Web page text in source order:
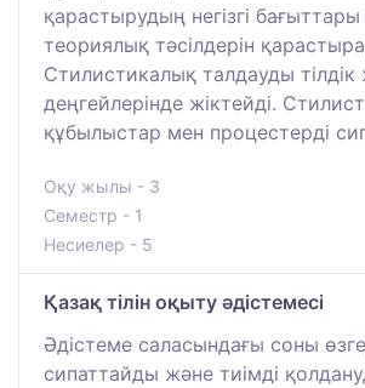
қарастырудың негізгі
теориялық тәсілдерін
Стилистикалық талдауды
деңгейлерінде жіктейді.
құбылыстар мен процестерді
Оқу жылы - 3
Семестр - 1
Несиелер - 5
Қазақ тілін оқыту әдістемесі
Әдістеме саласындағы соны
сипаттайды және тиімді